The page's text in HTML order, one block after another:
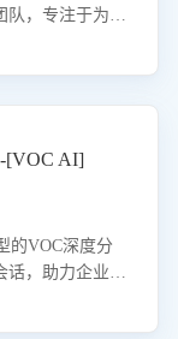
队，专注于为企
质量，帮助企
[VOC AI]
的VOC深度分
话，助力企业精
应对合理性与